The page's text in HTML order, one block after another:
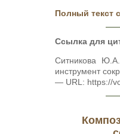
Полный текст
Ссылка для
Ситникова
инструмент
— URL: https://